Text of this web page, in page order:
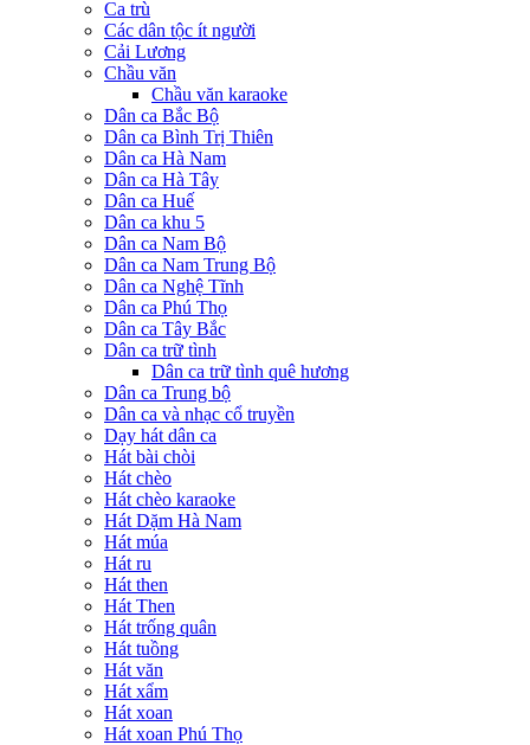
Ca trù
Các dân tộc ít người
Cải Lương
Chầu văn
Chầu văn karaoke
Dân ca Bắc Bộ
Dân ca Bình Trị Thiên
Dân ca Hà Nam
Dân ca Hà Tây
Dân ca Huế
Dân ca khu 5
Dân ca Nam Bộ
Dân ca Nam Trung Bộ
Dân ca Nghệ Tĩnh
Dân ca Phú Thọ
Dân ca Tây Bắc
Dân ca trữ tình
Dân ca trữ tình quê hương
Dân ca Trung bộ
Dân ca và nhạc cổ truyền
Dạy hát dân ca
Hát bài chòi
Hát chèo
Hát chèo karaoke
Hát Dặm Hà Nam
Hát múa
Hát ru
Hát then
Hát Then
Hát trống quân
Hát tuồng
Hát văn
Hát xẩm
Hát xoan
Hát xoan Phú Thọ